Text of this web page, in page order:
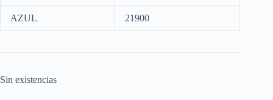
AZUL 21900
Sin existencias